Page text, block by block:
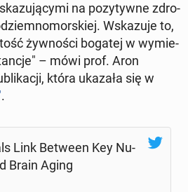
na po­zy­tyw­ne zdro­
Wska­zu­je to,
żyw­no­ści bogatej w wy­mie­
– mówi prof. Aron
która ukazała się w
.
Link Between Key Nu­
Brain Aging